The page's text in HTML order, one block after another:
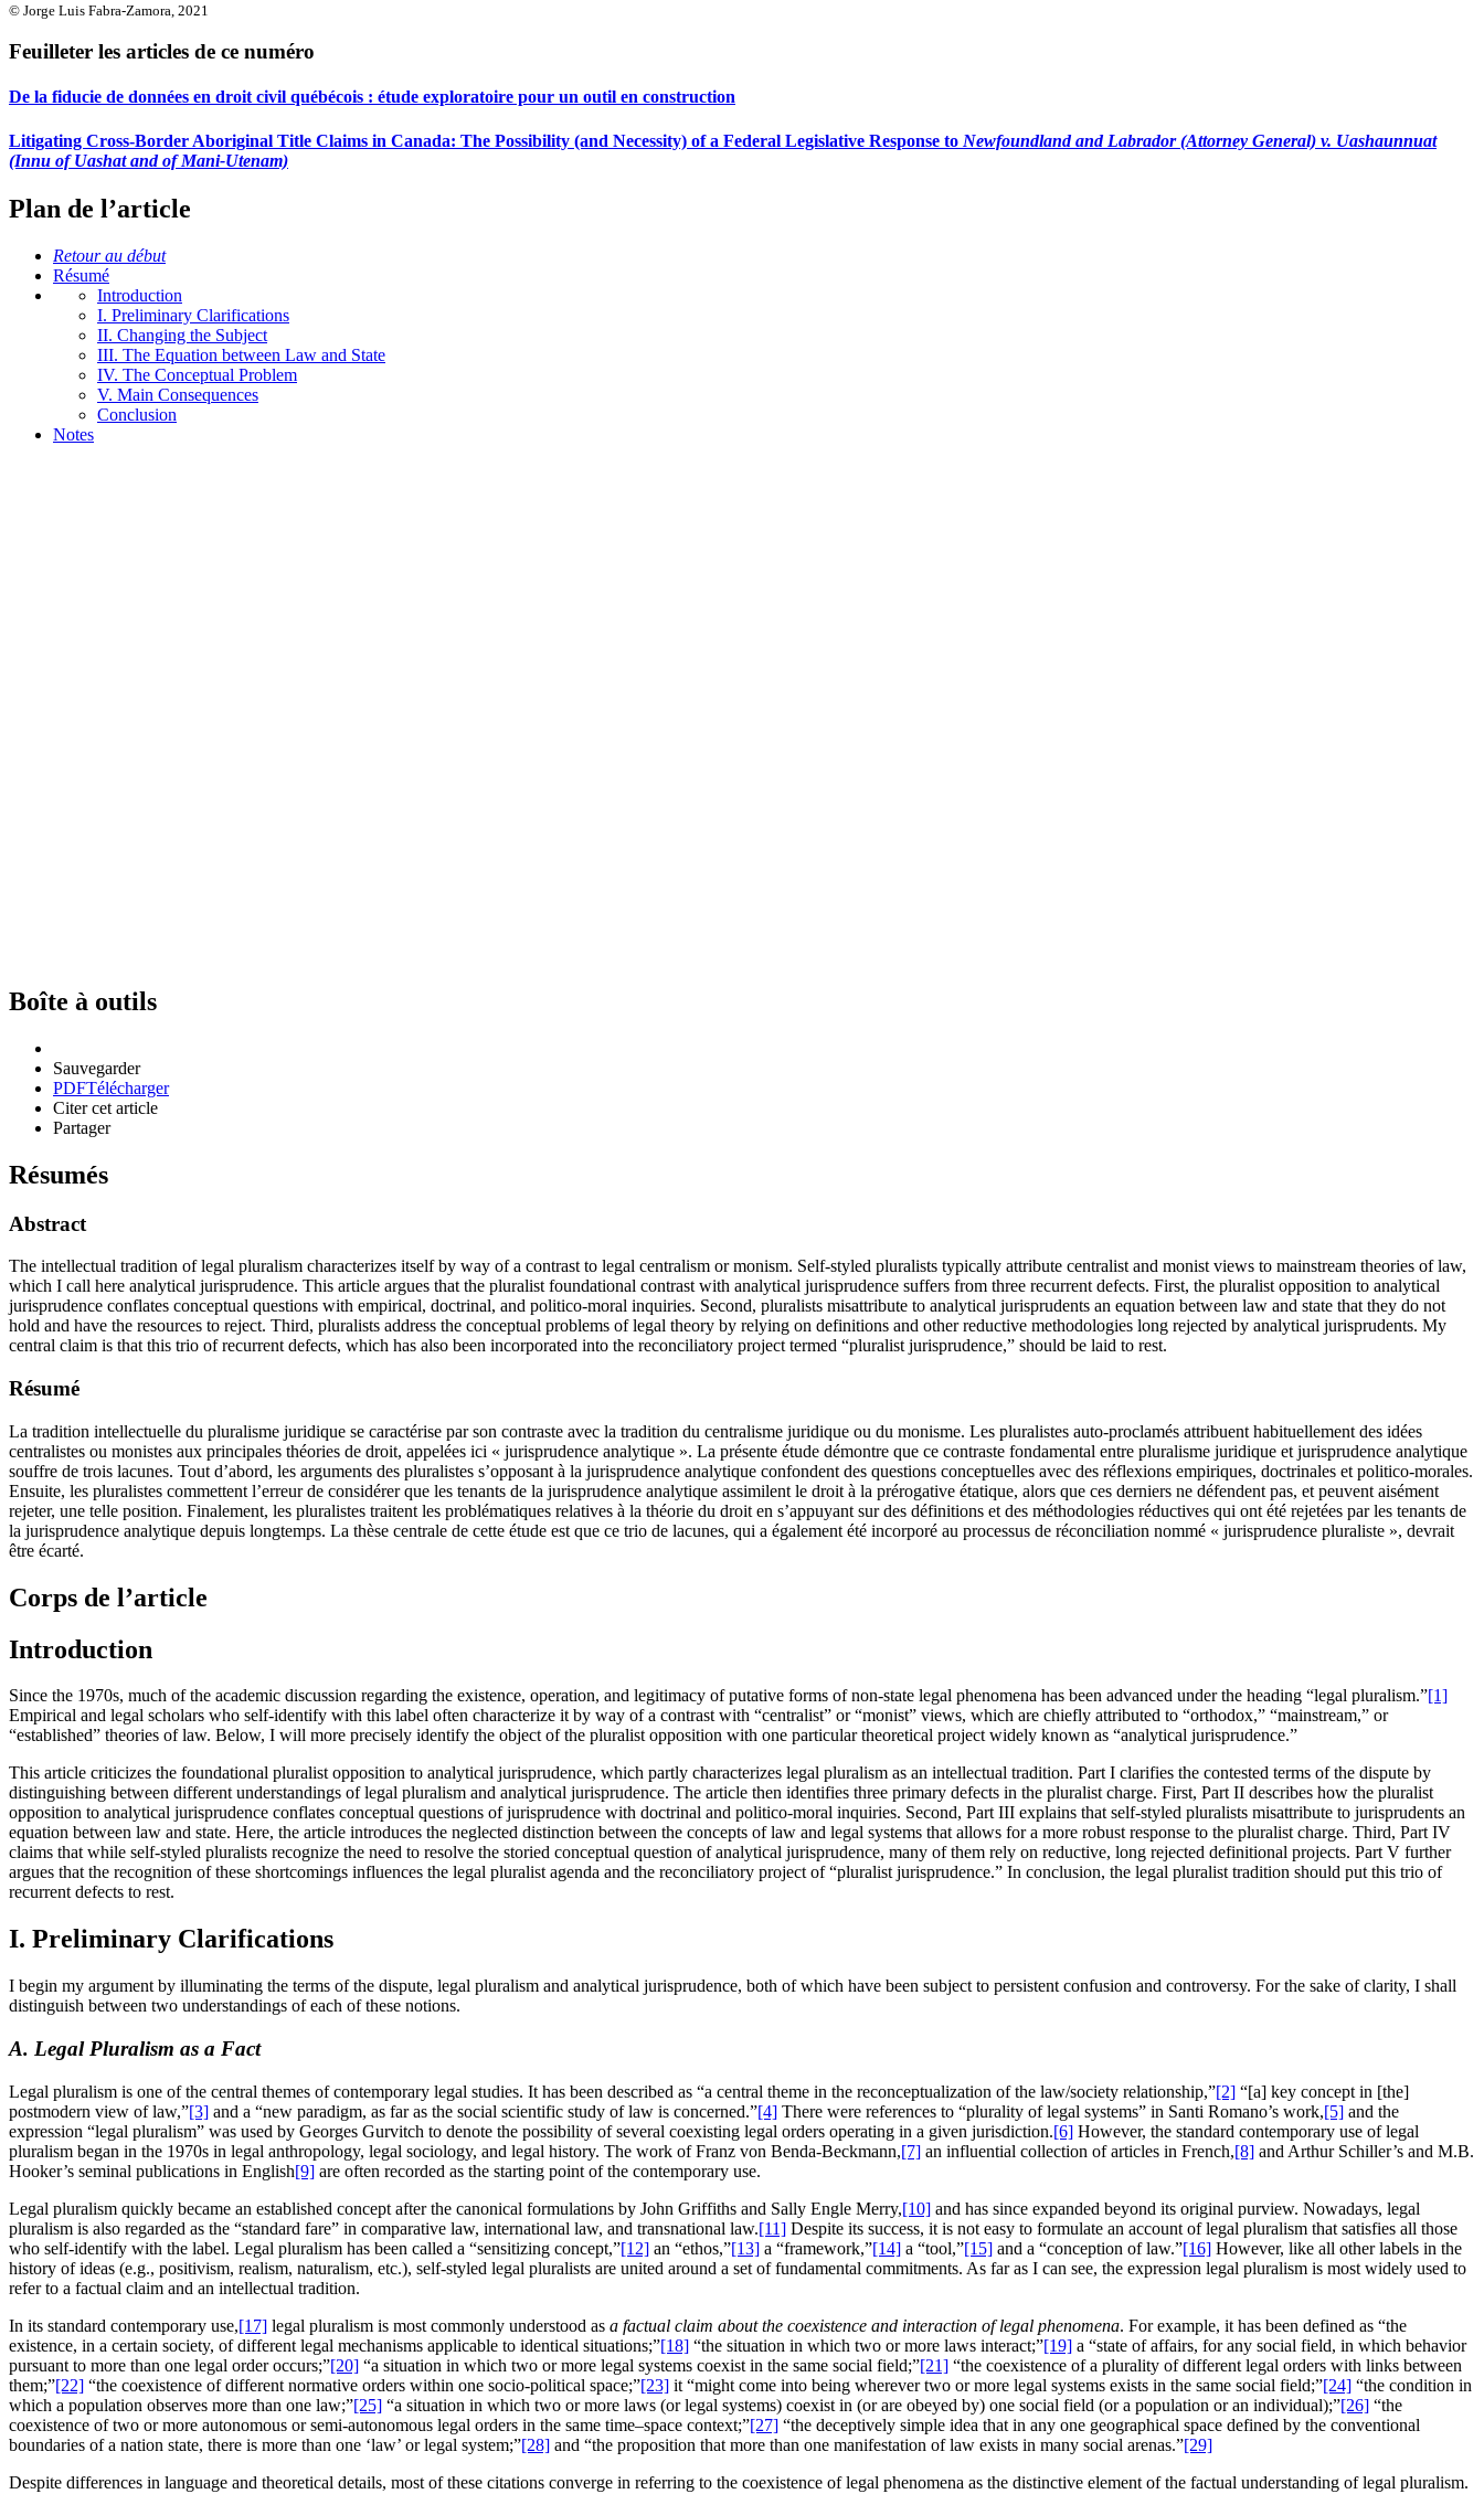
© Jorge Luis Fabra-Zamora, 2021
Feuilleter les articles de ce numéro
De la fiducie de données en droit civil québécois : étude exploratoire pour un outil en construction
Litigating Cross-Border Aboriginal Title Claims in Canada: The Possibility (and Necessity) of a Federal Legislative Response to Newfoundland and Labrador (Attorney General) v. Uashaunnuat
(Innu of Uashat and of Mani-Utenam)
Plan de l’article
Retour au début
Résumé
Introduction
I. Preliminary Clarifications
II. Changing the Subject
III. The Equation between Law and State
IV. The Conceptual Problem
V. Main Consequences
Conclusion
Notes
Boîte à outils
Sauvegarder
PDFTélécharger
Citer cet article
Partager
Résumés
Abstract
The intellectual tradition of legal pluralism characterizes itself by way of a contrast to legal centralism or monism. Self-styled pluralists typically attribute centralist and monist views to mainstream theories of law,
which I call here analytical jurisprudence. This article argues that the pluralist foundational contrast with analytical jurisprudence suffers from three recurrent defects. First, the pluralist opposition to analytical
jurisprudence conflates conceptual questions with empirical, doctrinal, and politico-moral inquiries. Second, pluralists misattribute to analytical jurisprudents an equation between law and state that they do not
hold and have the resources to reject. Third, pluralists address the conceptual problems of legal theory by relying on definitions and other reductive methodologies long rejected by analytical jurisprudents. My
central claim is that this trio of recurrent defects, which has also been incorporated into the reconciliatory project termed “pluralist jurisprudence,” should be laid to rest.
Résumé
La tradition intellectuelle du pluralisme juridique se caractérise par son contraste avec la tradition du centralisme juridique ou du monisme. Les pluralistes auto-proclamés attribuent habituellement des idées
centralistes ou monistes aux principales théories de droit, appelées ici « jurisprudence analytique ». La présente étude démontre que ce contraste fondamental entre pluralisme juridique et jurisprudence analytique
souffre de trois lacunes. Tout d’abord, les arguments des pluralistes s’opposant à la jurisprudence analytique confondent des questions conceptuelles avec des réflexions empiriques, doctrinales et politico-morales.
Ensuite, les pluralistes commettent l’erreur de considérer que les tenants de la jurisprudence analytique assimilent le droit à la prérogative étatique, alors que ces derniers ne défendent pas, et peuvent aisément
rejeter, une telle position. Finalement, les pluralistes traitent les problématiques relatives à la théorie du droit en s’appuyant sur des définitions et des méthodologies réductives qui ont été rejetées par les tenants de
la jurisprudence analytique depuis longtemps. La thèse centrale de cette étude est que ce trio de lacunes, qui a également été incorporé au processus de réconciliation nommé « jurisprudence pluraliste », devrait
être écarté.
Corps de l’article
Introduction
Since the 1970s, much of the academic discussion regarding the existence, operation, and legitimacy of putative forms of non-state legal phenomena has been advanced under the heading “legal pluralism.”[1]
Empirical and legal scholars who self-identify with this label often characterize it by way of a contrast with “centralist” or “monist” views, which are chiefly attributed to “orthodox,” “mainstream,” or
“established” theories of law. Below, I will more precisely identify the object of the pluralist opposition with one particular theoretical project widely known as “analytical jurisprudence.”
This article criticizes the foundational pluralist opposition to analytical jurisprudence, which partly characterizes legal pluralism as an intellectual tradition. Part I clarifies the contested terms of the dispute by
distinguishing between different understandings of legal pluralism and analytical jurisprudence. The article then identifies three primary defects in the pluralist charge. First, Part II describes how the pluralist
opposition to analytical jurisprudence conflates conceptual questions of jurisprudence with doctrinal and politico-moral inquiries. Second, Part III explains that self-styled pluralists misattribute to jurisprudents an
equation between law and state. Here, the article introduces the neglected distinction between the concepts of law and legal systems that allows for a more robust response to the pluralist charge. Third, Part IV
claims that while self-styled pluralists recognize the need to resolve the storied conceptual question of analytical jurisprudence, many of them rely on reductive, long rejected definitional projects. Part V further
argues that the recognition of these shortcomings influences the legal pluralist agenda and the reconciliatory project of “pluralist jurisprudence.” In conclusion, the legal pluralist tradition should put this trio of
recurrent defects to rest.
I. Preliminary Clarifications
I begin my argument by illuminating the terms of the dispute, legal pluralism and analytical jurisprudence, both of which have been subject to persistent confusion and controversy. For the sake of clarity, I shall
distinguish between two understandings of each of these notions.
A. Legal Pluralism as a Fact
Legal pluralism is one of the central themes of contemporary legal studies. It has been described as “a central theme in the reconceptualization of the law/society relationship,”[2] “[a] key concept in [the]
postmodern view of law,”[3] and a “new paradigm, as far as the social scientific study of law is concerned.”[4] There were references to “plurality of legal systems” in Santi Romano’s work,[5] and the
expression “legal pluralism” was used by Georges Gurvitch to denote the possibility of several coexisting legal orders operating in a given jurisdiction.[6] However, the standard contemporary use of legal
pluralism began in the 1970s in legal anthropology, legal sociology, and legal history. The work of Franz von Benda-Beckmann,[7] an influential collection of articles in French,[8] and Arthur Schiller’s and M.B.
Hooker’s seminal publications in English[9] are often recorded as the starting point of the contemporary use.
Legal pluralism quickly became an established concept after the canonical formulations by John Griffiths and Sally Engle Merry,[10] and has since expanded beyond its original purview. Nowadays, legal
pluralism is also regarded as the “standard fare” in comparative law, international law, and transnational law.[11] Despite its success, it is not easy to formulate an account of legal pluralism that satisfies all those
who self-identify with the label. Legal pluralism has been called a “sensitizing concept,”[12] an “ethos,”[13] a “framework,”[14] a “tool,”[15] and a “conception of law.”[16] However, like all other labels in the
history of ideas (e.g., positivism, realism, naturalism, etc.), self-styled legal pluralists are united around a set of fundamental commitments. As far as I can see, the expression legal pluralism is most widely used to
refer to a factual claim and an intellectual tradition.
In its standard contemporary use,[17] legal pluralism is most commonly understood as a factual claim about the coexistence and interaction of legal phenomena. For example, it has been defined as “the
existence, in a certain society, of different legal mechanisms applicable to identical situations;”[18] “the situation in which two or more laws interact;”[19] a “state of affairs, for any social field, in which behavior
pursuant to more than one legal order occurs;”[20] “a situation in which two or more legal systems coexist in the same social field;”[21] “the coexistence of a plurality of different legal orders with links between
them;”[22] “the coexistence of different normative orders within one socio-political space;”[23] it “might come into being wherever two or more legal systems exists in the same social field;”[24] “the condition in
which a population observes more than one law;”[25] “a situation in which two or more laws (or legal systems) coexist in (or are obeyed by) one social field (or a population or an individual);”[26] “the
coexistence of two or more autonomous or semi-autonomous legal orders in the same time–space context;”[27] “the deceptively simple idea that in any one geographical space defined by the conventional
boundaries of a nation state, there is more than one ‘law’ or legal system;”[28] and “the proposition that more than one manifestation of law exists in many social arenas.”[29]
Despite differences in language and theoretical details, most of these citations converge in referring to the coexistence of legal phenomena as the distinctive element of the factual understanding of legal pluralism.